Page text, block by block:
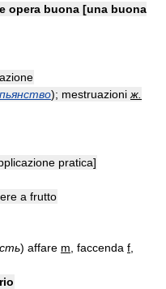
opera buona [una buona
пьянство); mestruazioni ж.
pratica]
a frutto
) affare m , faccenda f